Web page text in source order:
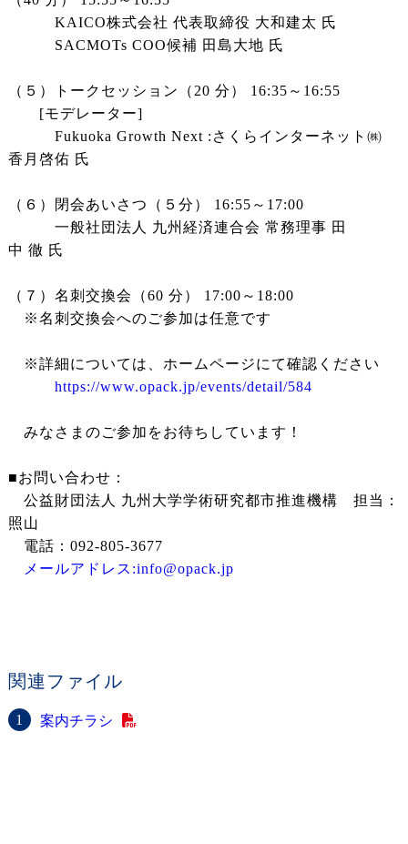
KAICO株式会社 代表取締役 大和建太 氏
SACMOTs COO候補 田島大地 氏
（５）トークセッション（20 分） 16:35～16:55
[モデレーター]
Fukuoka Growth Next :さくらインターネット㈱
香月啓佑 氏
（６）閉会あいさつ（５分） 16:55～17:00
⼀般社団法人 九州経済連合会 常務理事 田
中 徹 氏
（７）名刺交換会（60 分） 17:00～18:00
※名刺交換会へのご参加は任意です
※詳細については、ホームページにて確認ください
https://www.opack.jp/events/detail/584
みなさまのご参加をお待ちしています！
■お問い合わせ：
公益財団法人 九州大学学術研究都市推進機構 担当：
照山
電話：092-805-3677
メールアドレス:info@opack.jp
関連ファイル
案内チラシ